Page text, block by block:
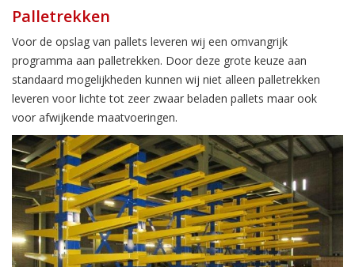
Palletrekken
Voor de opslag van pallets leveren wij een omvangrijk
programma aan palletrekken. Door deze grote keuze aan
standaard mogelijkheden kunnen wij niet alleen palletrekken
leveren voor lichte tot zeer zwaar beladen pallets maar ook
voor afwijkende maatvoeringen.